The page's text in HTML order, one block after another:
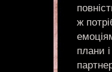
ж
плани